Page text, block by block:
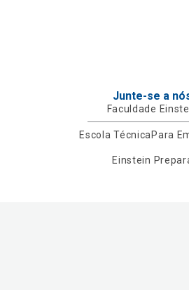
Junte-se a
Faculdade
Escola Técnica Para
Einstein